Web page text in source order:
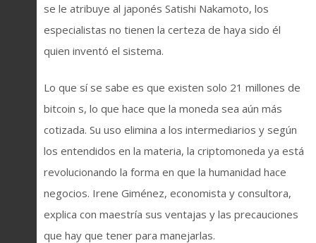
se le atribuye al japonés Satishi Nakamoto, los
especialistas no tienen la certeza de haya sido él
quien inventó el sistema.
Lo que sí se sabe es que existen solo 21 millones de
bitcoin s, lo que hace que la moneda sea aún más
cotizada. Su uso elimina a los intermediarios y según
los entendidos en la materia, la criptomoneda ya está
revolucionando la forma en que la humanidad hace
negocios. Irene Giménez, economista y consultora,
explica con maestría sus ventajas y las precauciones
que hay que tener para manejarlas.